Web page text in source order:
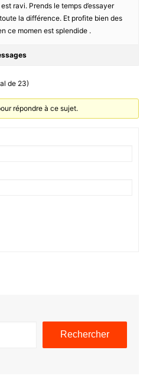
ravi. Prends le temps d’essayer
la différence. Et profite bien des
ce momen est splendide .
de 23)
répondre à ce sujet.
Rechercher